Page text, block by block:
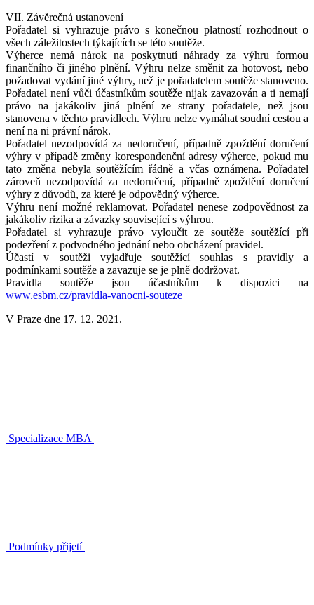
VII. Závěrečná ustanovení
Pořadatel si vyhrazuje právo s konečnou platností rozhodnout o
všech záležitostech týkajících se této soutěže.
Výherce nemá nárok na poskytnutí náhrady za výhru formou
finančního či jiného plnění. Výhru nelze směnit za hotovost, nebo
požadovat vydání jiné výhry, než je pořadatelem soutěže stanoveno.
Pořadatel není vůči účastníkům soutěže nijak zavazován a ti nemají
právo na jakákoliv jiná plnění ze strany pořadatele, než jsou
stanovena v těchto pravidlech. Výhru nelze vymáhat soudní cestou a
není na ni právní nárok.
Pořadatel nezodpovídá za nedoručení, případně zpoždění doručení
výhry v případě změny korespondenční adresy výherce, pokud mu
tato změna nebyla soutěžícím řádně a včas oznámena. Pořadatel
zároveň nezodpovídá za nedoručení, případně zpoždění doručení
výhry z důvodů, za které je odpovědný výherce.
Výhru není možné reklamovat. Pořadatel nenese zodpovědnost za
jakákoliv rizika a závazky související s výhrou.
Pořadatel si vyhrazuje právo vyloučit ze soutěže soutěžící při
podezření z podvodného jednání nebo obcházení pravidel.
Účastí v soutěži vyjadřuje soutěžící souhlas s pravidly a
podmínkami soutěže a zavazuje se je plně dodržovat.
Pravidla soutěže jsou účastníkům k dispozici na
www.esbm.cz/pravidla-vanocni-souteze
V Praze dne 17. 12. 2021.
Specializace MBA
Podmínky přijetí